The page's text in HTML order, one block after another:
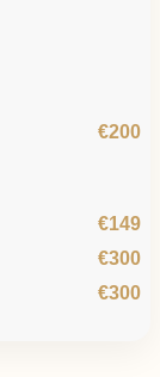
€200
€149
€300
€300